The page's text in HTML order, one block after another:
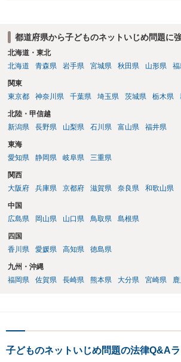
護士への個別相談をされることをおすすめしま
都道府県から子どものネットいじめ問題に
北海道・東北
北海道
青森県 岩手県 宮城県 秋田県 山形県
関東
東京都
神奈川県 千葉県 埼玉県 茨城県 栃木県
北陸・甲信越
新潟県
長野県 山梨県 石川県 富山県 福井県
東海
愛知県
静岡県 岐阜県 三重県
関西
大阪府
兵庫県 京都府 滋賀県 奈良県 和歌山県
中国
広島県
岡山県 山口県 鳥取県 島根県
四国
香川県
愛媛県 高知県 徳島県
九州・沖縄
福岡県
佐賀県 長崎県 熊本県 大分県 宮崎県
子どものネットいじめ問題の法律Q&A